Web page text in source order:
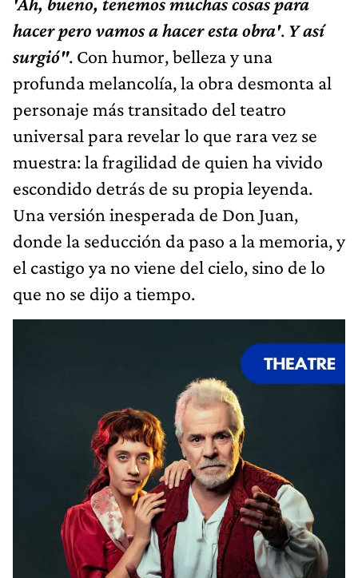
hacer pero vamos a hacer esta obra'. Y así
surgió". Con humor, belleza y una
profunda melancolía, la obra desmonta al
personaje más transitado del teatro
universal para revelar lo que rara vez se
muestra: la fragilidad de quien ha vivido
escondido detrás de su propia leyenda.
Una versión inesperada de Don Juan,
donde la seducción da paso a la memoria, y
el castigo ya no viene del cielo, sino de lo
que no se dijo a tiempo.